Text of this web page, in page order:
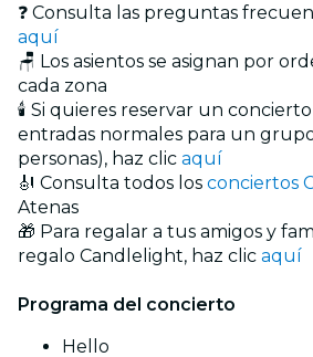
❓ Consulta las preguntas
aquí
🪑 Los asientos se asignan por
cada zona
🕯️ Si quieres reservar un
entradas normales para un
personas), haz clic aquí
🎻 Consulta todos los conciertos
Atenas
🎁 Para regalar a tus amigos y
regalo Candlelight, haz clic aquí
Programa del concierto
Hello